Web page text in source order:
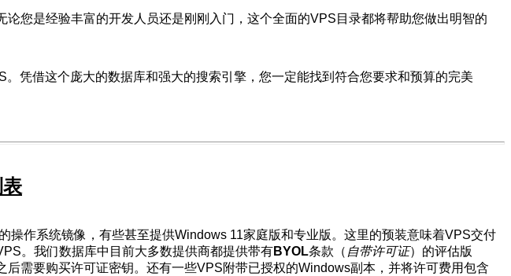
您是经验丰富的开发人员还是刚刚入门，这个全面的VPS目录都将帮助您做出明智的
凭借这个庞大的数据库和强大的搜索引擎，您一定能找到符合您要求和预算的完美
操作系统镜像，有些甚至提供Windows 11家庭版和专业版。这里的预装意味着VPS交付
。我们数据库中目前大多数提供商都提供带有BYOL条款（ 自带许可证）的评估版
需要购买许可证密钥。还有一些VPS附带已授权的Windows副本，并将许可费用包含